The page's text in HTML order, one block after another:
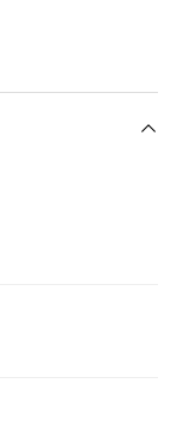
Matrix et
Un port
long de la